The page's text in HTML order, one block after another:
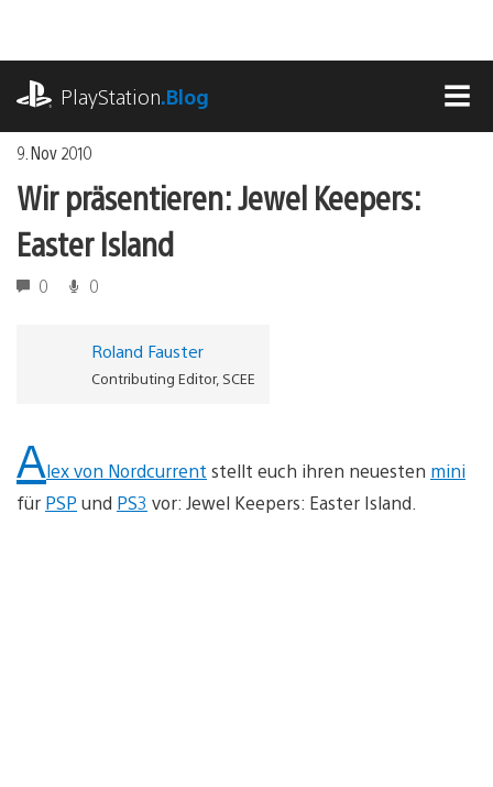
springen
PlayStation.Blog
9. Nov 2010
Wir präsentieren: Jewel Keepers:
Easter Island
0 0
Roland Fauster
Contributing Editor, SCEE
Alex von Nordcurrent stellt euch ihren neuesten mini
für PSP und PS3 vor: Jewel Keepers: Easter Island.